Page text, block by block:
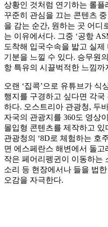
상황인 것처럼 연기하는 롤플
꾸준히 관심을 끄는 콘텐츠
을 감는 순간, 원하는 곳 어디
는 이유에서다. 그중 ‘공항
도착해 입국수속을 밟고 실
기분을 느낄 수 있다. 승무원
항 특유의 시끌벅적한 느낌까
오랜 ‘집콕’으로 유튜브가 식
행지를 구경하고 싶다면 각
하다. 오스트리아 관광청, 두
자국의 관광지를 360도 영상
몰입형 콘텐츠를 제작하고
관광청의 ‘8D로 체험하는 호
면 에스페란스 해변에서 돌
작은 페어리펭귄이 이동하는
소리 등 현장에서나 들을 법
오감을 자극한다.